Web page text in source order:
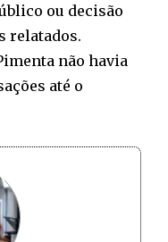
ou decisão
relatados.
não havia
até o